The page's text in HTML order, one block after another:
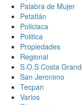
Palabra de Mujer
Petatlán
Policiaca
Politica
Propiedades
Regional
S.O.S Costa
San Jeronimo
Tecpan
Varios